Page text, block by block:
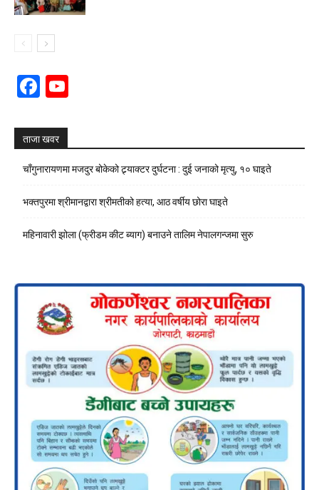
Facebook
ताजा खवर
चाँगुनारायणमा मजदुर बोकेको ट्र्याक्टर दुर्घटना : दुई जनाको मृत्यु, १० घाइते
भक्तपुरमा श्रीमानद्वारा श्रीमतीको हत्या, आठ वर्षीय छोरा घाइते
महिनावारी झोला (फ्रीडम कीट ब्याग) बनाउने तालिम नेपालगन्जमा सुरु